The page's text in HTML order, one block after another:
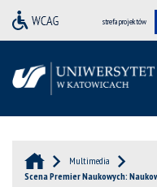
strefa projektów
Multimedia
Scena Premier Naukowych: